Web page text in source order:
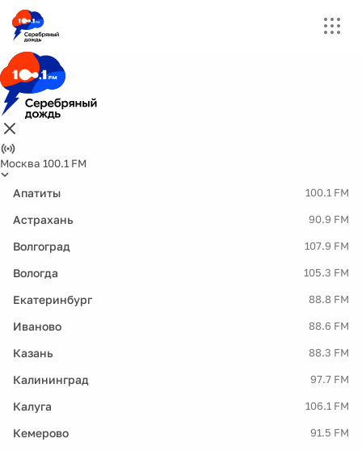
Москва 100.1 FM
Апатиты 100.1 FM
Астрахань 90.9 FM
Волгоград 107.9 FM
Вологда 105.3 FM
Екатеринбург 88.8 FM
Иваново 88.6 FM
Казань 88.3 FM
Калининград 97.7 FM
Калуга 106.1 FM
Кемерово 91.5 FM